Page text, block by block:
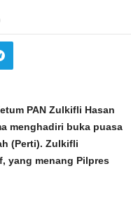
PAN Zulkifli Hasan
menghadiri buka puasa
(Perti). Zulkifli
yang menang Pilpres